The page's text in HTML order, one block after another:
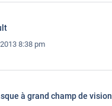
8:38 pm
à grand champ de vision